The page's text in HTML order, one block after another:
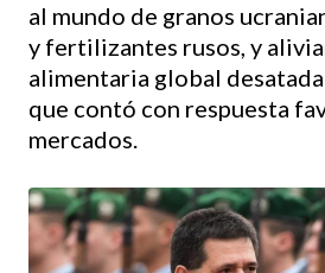
al mundo de granos
y fertilizantes rusos, y
alimentaria global
que contó con respuesta
mercados.